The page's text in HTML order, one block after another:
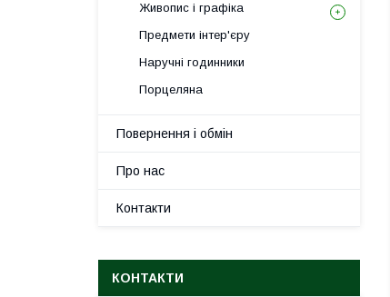
Живопис і графіка
Предмети інтер'єру
Наручні годинники
Порцеляна
Повернення і обмін
Про нас
Контакти
КОНТАКТИ